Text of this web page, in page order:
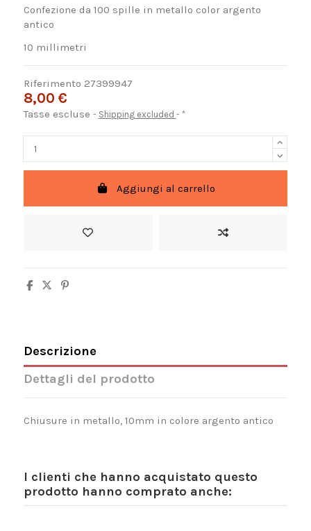
Confezione da 100 spille in metallo color argento
antico
10 millimetri
Riferimento 27399947
8,00 €
Tasse escluse Shipping excluded *
Aggiungi al carrello
Descrizione
Dettagli del prodotto
Chiusure in metallo, 10mm in colore argento antico
I clienti che hanno acquistato questo
prodotto hanno comprato anche: